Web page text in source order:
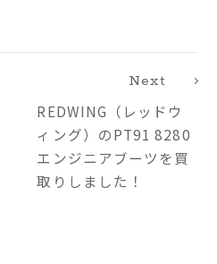
Next
REDWING（レッドウ
ィング）のPT91 8280
エンジニアブーツを買
取りしました！